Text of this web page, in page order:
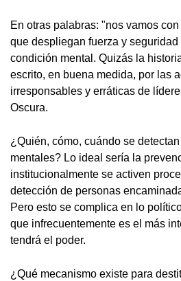
En otras palabras: "nos vamos
que despliegan fuerza y
condición mental. Quizás la
escrito, en buena medida, por las
irresponsables y erráticas de
Oscura.
¿Quién, cómo, cuándo se
mentales? Lo ideal sería la
institucionalmente se activen
detección de personas
Pero esto se complica en lo
que infrecuentemente es el más
tendrá el poder.
¿Qué mecanismo existe para